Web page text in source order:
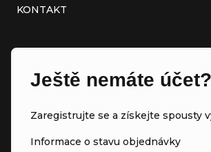
KONTAKT
Ještě nemáte účet?
Zaregistrujte se a získejte spousty
Informace o stavu objednávky